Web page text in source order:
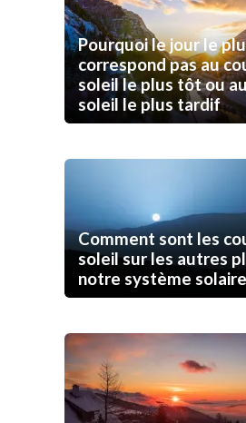
Pourquoi le jour le
correspond pas au
soleil le plus tôt ou
soleil le plus tardif
Comment sont les
soleil sur les autres
notre système